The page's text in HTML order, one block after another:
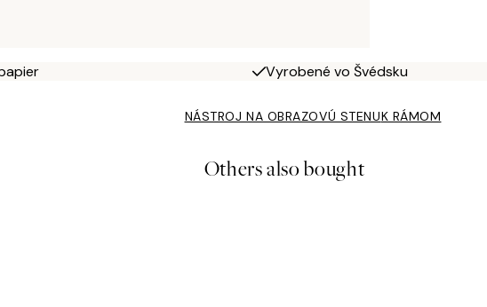
Vyrobené vo Švédsku
NÁSTROJ NA OBRAZOVÚ STENUK RÁMOM
Others also bought